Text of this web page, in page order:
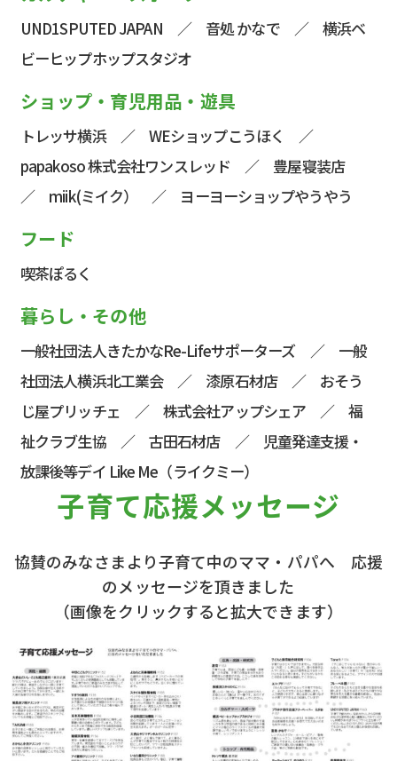
UND1SPUTED JAPAN ／ 音処 かなで／ 横浜ベ
ビーヒップホップスタジオ
ショップ・育児用品・遊具
トレッサ横浜／ WEショップこうほく
／
papakoso 株式会社ワンスレッド ／ 豊屋寝装店
／ miik(ミイク） ／ ヨーヨーショップやうやう
フード
喫茶ぽるく
暮らし・その他
一般社団法人きたかなRe-Lifeサポーターズ／ 一般
社団法人横浜北工業会／ 漆原石材店／ おそう
じ屋プリッチェ ／株式会社アップシェア ／福
祉クラブ生協／ 古田石材店 ／ 児童発達支援・
放課後等デイ Like Me（ライクミー）
子育て応援メッセージ
協賛のみなさまより子育て中のママ・パパへ 応援
のメッセージを頂きました
（画像をクリックすると拡大できます）